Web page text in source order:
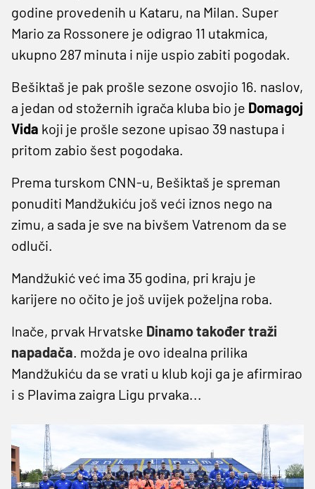
godine provedenih u Kataru, na Milan. Super
Mario za Rossonere je odigrao 11 utakmica,
ukupno 287 minuta i nije uspio zabiti pogodak.
Bešiktaš je pak prošle sezone osvojio 16. naslov,
a jedan od stožernih igrača kluba bio je Domagoj
Vida koji je prošle sezone upisao 39 nastupa i
pritom zabio šest pogodaka.
Prema turskom CNN-u, Bešiktaš je spreman
ponuditi Mandžukiću još veći iznos nego na
zimu, a sada je sve na bivšem Vatrenom da se
odluči.
Mandžukić već ima 35 godina, pri kraju je
karijere no očito je još uvijek poželjna roba.
Inače, prvak Hrvatske Dinamo također traži
napadača. možda je ovo idealna prilika
Mandžukiću da se vrati u klub koji ga je afirmirao
i s Plavima zaigra Ligu prvaka...